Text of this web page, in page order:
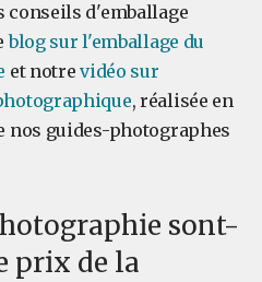
conseils d'emballage
blog sur l'emballage du
et notrevidéo sur
, réalisée en
nos guides-photographes
sont-
prix de la